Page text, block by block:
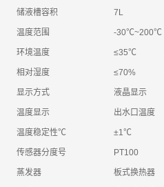
储液槽容积 7L
温度范围 -30℃~200℃
环境温度 ≤35℃
相对湿度 ≤70%
显示方式 液晶显示
温度显示 出水口温度
温度稳定性℃ ±1℃
传感器分度号 PT100
蒸发器 板式换热器